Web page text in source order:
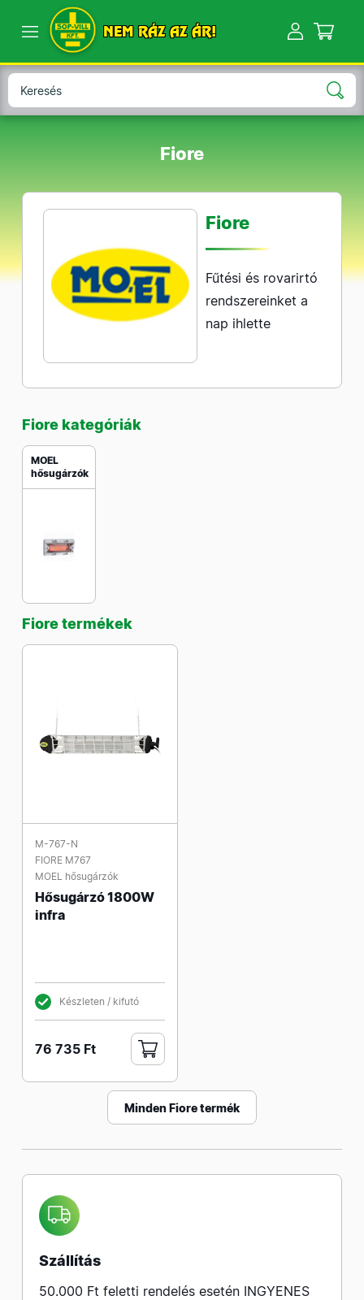
NEM RÁZ AZ ÁR!
Fiore
Fiore
Fűtési és rovarirtó
rendszereinket a
nap ihlette
Fiore kategóriák
MOEL
hősugárzók
Fiore termékek
M-767-N
FIORE M767
MOEL hősugárzók
Hősugárzó 1800W
infra
Készleten / kifutó
76 735 Ft
Minden Fiore termék
Szállítás
50.000 Ft feletti rendelés esetén INGYENES